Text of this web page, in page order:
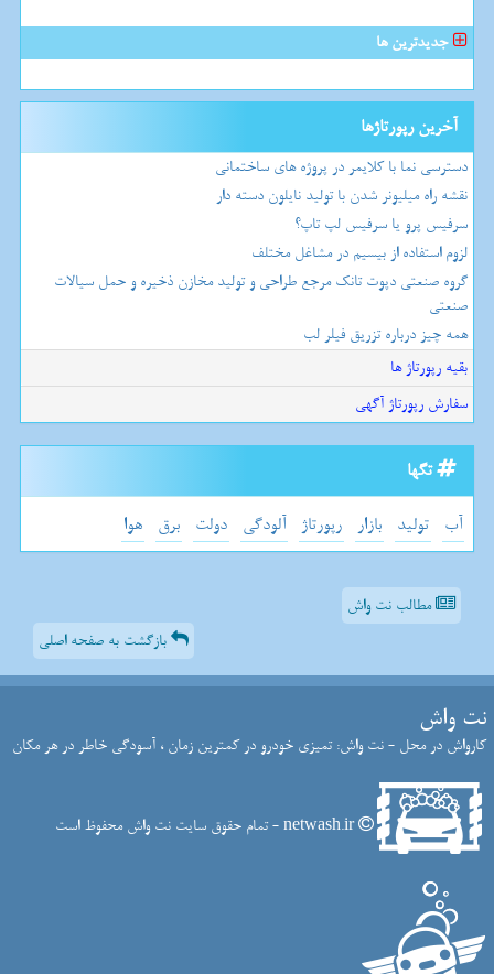
جدیدترین ها
آخرین رپورتاژها
دسترسی نما با کلایمر در پروژه های ساختمانی
نقشه راه میلیونر شدن با تولید نایلون دسته دار
سرفیس پرو یا سرفیس لپ تاپ؟
لزوم استفاده از بیسیم در مشاغل مختلف
گروه صنعتی دپوت تانک مرجع طراحی و تولید مخازن ذخیره و حمل سیالات
صنعتی
همه چیز درباره تزریق فیلر لب
بقیه رپورتاژ ها
سفارش رپورتاژ آگهی
تگها
آب تولید بازار رپورتاژ آلودگی دولت برق هوا
مطالب نت واش
بازگشت به صفحه اصلی
نت واش
کارواش در محل - نت واش: تمیزی خودرو در کمترین زمان ، آسودگی خاطر در هر مکان
netwash.ir - تمام حقوق سایت نت واش محفوظ است